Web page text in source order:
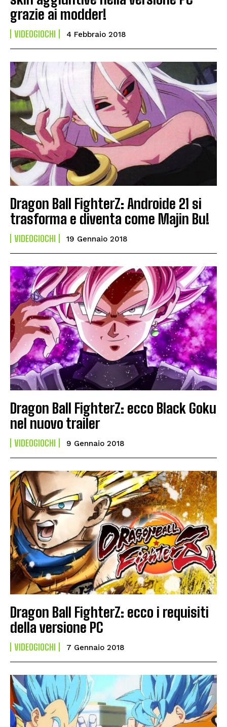
grazie ai modder!
VIDEOGIOCHI 4 Febbraio 2018
Dragon Ball FighterZ: Androide 21 si
trasforma e diventa come Majin Bu!
VIDEOGIOCHI 19 Gennaio 2018
Dragon Ball FighterZ: ecco Black Goku
nel nuovo trailer
VIDEOGIOCHI 9 Gennaio 2018
Dragon Ball FighterZ: ecco i requisiti
della versione PC
VIDEOGIOCHI 7 Gennaio 2018